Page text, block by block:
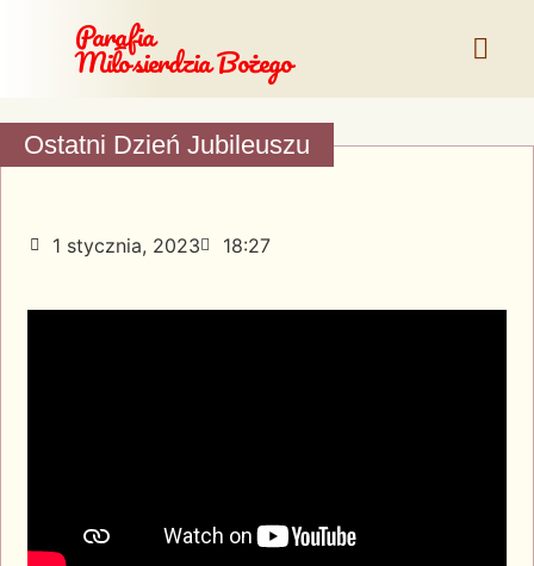
Parafia
Miłosierdzia Bożego
Ostatni Dzień Jubileuszu
1 stycznia, 2023 18:27